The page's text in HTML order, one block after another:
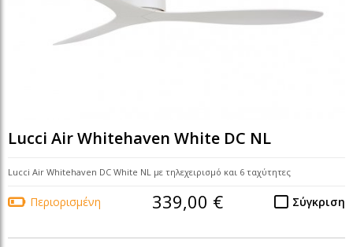
Lucci Air Whitehaven White DC NL
Lucci Air Whitehaven DC White NL με τηλεχειρισμό και 6 ταχύτητες
Περιορισμένη Σύγκριση
339,00 €